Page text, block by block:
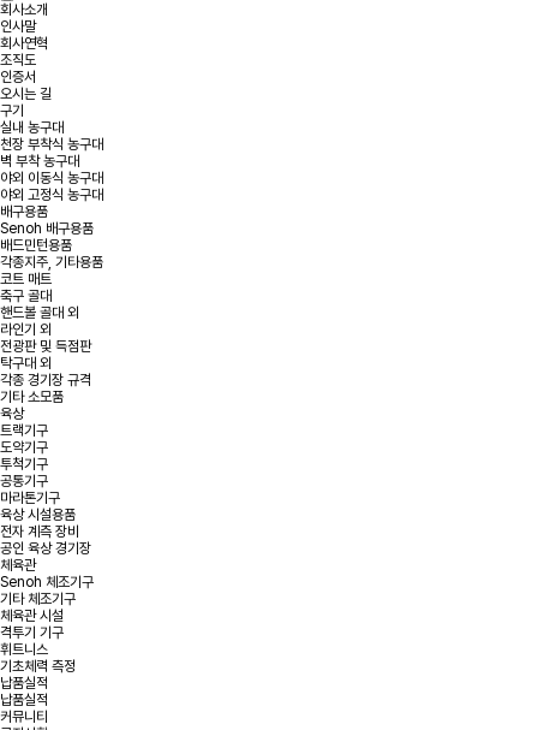
회사소개
인사말
회사연혁
조직도
인증서
오시는 길
구기
실내 농구대
천장 부착식 농구대
벽 부착 농구대
야외 이동식 농구대
야외 고정식 농구대
배구용품
Senoh 배구용품
배드민턴용품
각종지주, 기타용품
코트 매트
축구 골대
핸드볼 골대 외
라인기 외
전광판 및 득점판
탁구대 외
각종 경기장 규격
기타 소모품
육상
트랙기구
도약기구
투척기구
공통기구
마라톤기구
육상 시설용품
전자 계측 장비
공인 육상 경기장
체육관
Senoh 체조기구
기타 체조기구
체육관 시설
격투기 기구
휘트니스
기초체력 측정
납품실적
납품실적
커뮤니티